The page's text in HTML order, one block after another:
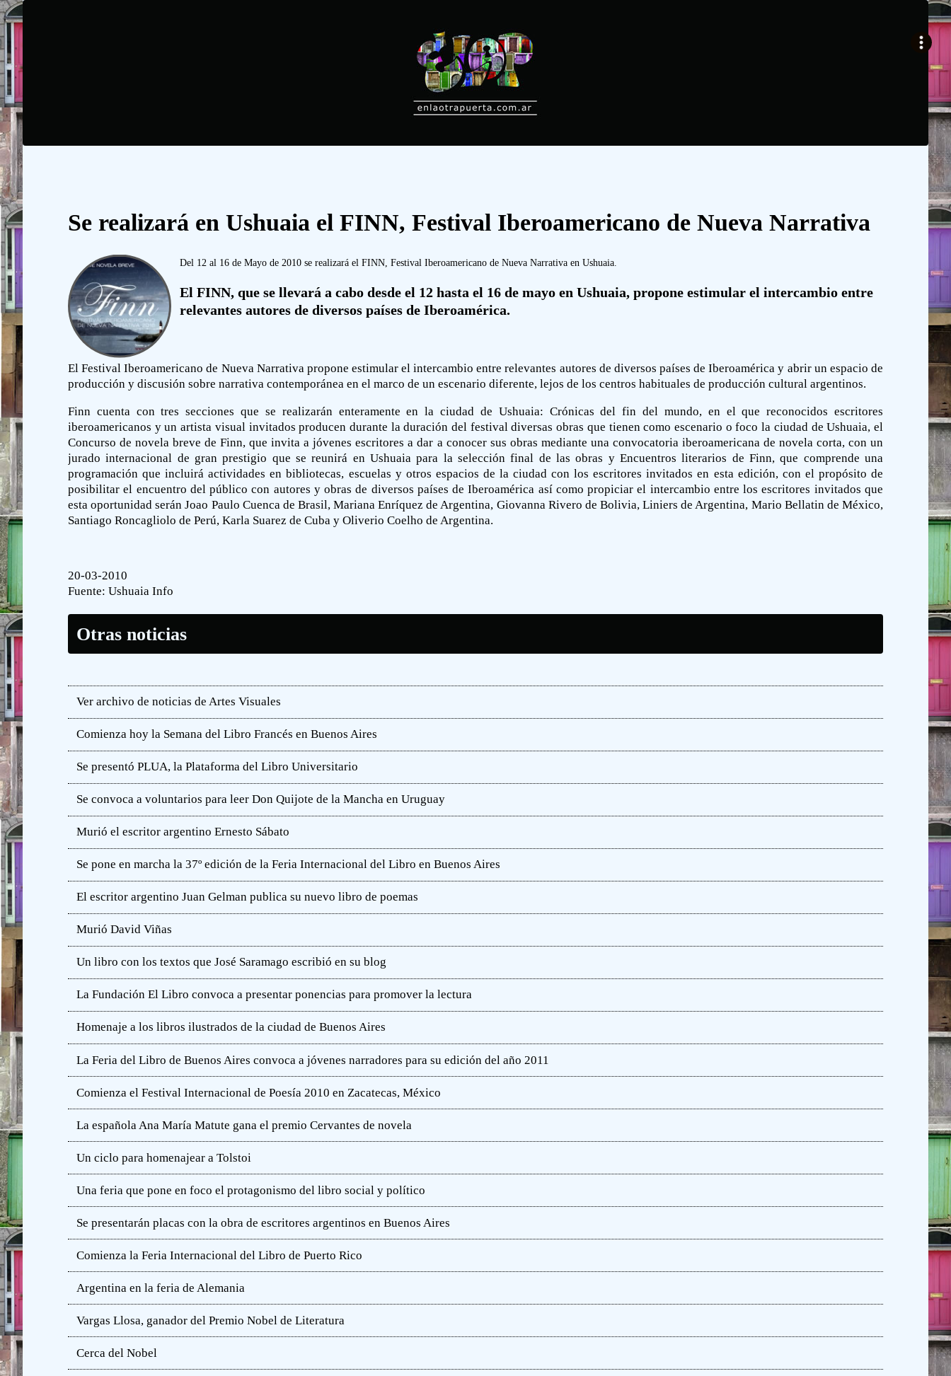
Se realizará en Ushuaia el FINN, Festival Iberoamericano de Nueva Narrativa
Del 12 al 16 de Mayo de 2010 se realizará el FINN, Festival Iberoamericano de Nueva Narrativa en Ushuaia.
El FINN, que se llevará a cabo desde el 12 hasta el 16 de mayo en Ushuaia, propone estimular el intercambio entre
relevantes autores de diversos países de Iberoamérica.
El Festival Iberoamericano de Nueva Narrativa propone estimular el intercambio entre relevantes autores de diversos países de Iberoamérica y abrir un espacio de
producción y discusión sobre narrativa contemporánea en el marco de un escenario diferente, lejos de los centros habituales de producción cultural argentinos.
Finn cuenta con tres secciones que se realizarán enteramente en la ciudad de Ushuaia: Crónicas del fin del mundo, en el que reconocidos escritores
iberoamericanos y un artista visual invitados producen durante la duración del festival diversas obras que tienen como escenario o foco la ciudad de Ushuaia, el
Concurso de novela breve de Finn, que invita a jóvenes escritores a dar a conocer sus obras mediante una convocatoria iberoamericana de novela corta, con un
jurado internacional de gran prestigio que se reunirá en Ushuaia para la selección final de las obras y Encuentros literarios de Finn, que comprende una
programación que incluirá actividades en bibliotecas, escuelas y otros espacios de la ciudad con los escritores invitados en esta edición, con el propósito de
posibilitar el encuentro del público con autores y obras de diversos países de Iberoamérica así como propiciar el intercambio entre los escritores invitados que
esta oportunidad serán Joao Paulo Cuenca de Brasil, Mariana Enríquez de Argentina, Giovanna Rivero de Bolivia, Liniers de Argentina, Mario Bellatin de México,
Santiago Roncagliolo de Perú, Karla Suarez de Cuba y Oliverio Coelho de Argentina.
20-03-2010
Fuente: Ushuaia Info
Otras noticias
Ver archivo de noticias de Artes Visuales
Comienza hoy la Semana del Libro Francés en Buenos Aires
Se presentó PLUA, la Plataforma del Libro Universitario
Se convoca a voluntarios para leer Don Quijote de la Mancha en Uruguay
Murió el escritor argentino Ernesto Sábato
Se pone en marcha la 37º edición de la Feria Internacional del Libro en Buenos Aires
El escritor argentino Juan Gelman publica su nuevo libro de poemas
Murió David Viñas
Un libro con los textos que José Saramago escribió en su blog
La Fundación El Libro convoca a presentar ponencias para promover la lectura
Homenaje a los libros ilustrados de la ciudad de Buenos Aires
La Feria del Libro de Buenos Aires convoca a jóvenes narradores para su edición del año 2011
Comienza el Festival Internacional de Poesía 2010 en Zacatecas, México
La española Ana María Matute gana el premio Cervantes de novela
Un ciclo para homenajear a Tolstoi
Una feria que pone en foco el protagonismo del libro social y político
Se presentarán placas con la obra de escritores argentinos en Buenos Aires
Comienza la Feria Internacional del Libro de Puerto Rico
Argentina en la feria de Alemania
Vargas Llosa, ganador del Premio Nobel de Literatura
Cerca del Nobel